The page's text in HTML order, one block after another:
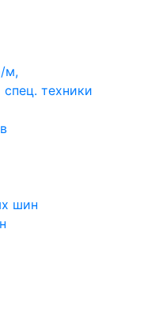
м,
техники
шин